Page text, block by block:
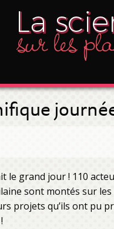
le grand jour ! 110
sont montés sur
projets qu’ils ont pu